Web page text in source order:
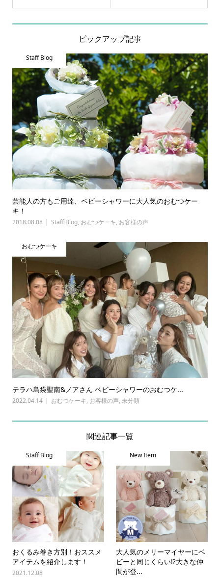
ピックアップ記事
Staff Blog
芸能人の方もご用達、ベビーシャワーに大人気のおむつケー
キ！
2018.08.08 Staff Blog, おむつケーキ, お客様の声
おむつケーキ
テラハ島袋聖南&ノアさん ベビーシャワーのおむつケ...
2022.04.14 おむつケーキ, お客様の声, 未分類
関連記事一覧
Staff Blog
おくるみ巻き方別！おススメ
アイテムを紹介します！
2021.12.08
New Item
大人気のメリーマイヤーにベ
ビーと同じくらい⁉︎大きな仲
間が登...